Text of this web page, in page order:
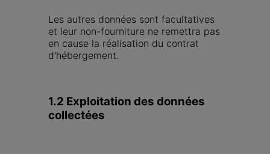
Les autres données sont facultatives
et leur non-fourniture ne remettra pas
en cause la réalisation du contrat
d'hébergement.
1.2 Exploitation des données
collectées